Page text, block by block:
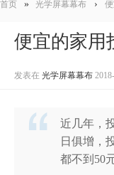
首页 » 光学屏幕幕布 ›
便宜的家用
发表在 光学屏幕幕布
近几年，
日俱增，
都不到50